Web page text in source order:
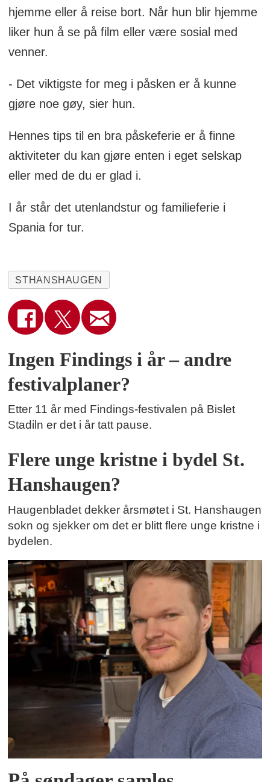
hjemme eller å reise bort. Når hun blir hjemme
liker hun å se på film eller være sosial med
venner.
- Det viktigste for meg i påsken er å kunne
gjøre noe gøy, sier hun.
Hennes tips til en bra påskeferie er å finne
aktiviteter du kan gjøre enten i eget selskap
eller med de du er glad i.
I år står det utenlandstur og familieferie i
Spania for tur.
STHANSHAUGEN
Ingen Findings i år – andre
festivalplaner?
Etter 11 år med Findings-festivalen på Bislet
Stadiln er det i år tatt pause.
Flere unge kristne i bydel St.
Hanshaugen?
Haugenbladet dekker årsmøtet i St. Hanshaugen
sokn og sjekker om det er blitt flere unge kristne i
bydelen.